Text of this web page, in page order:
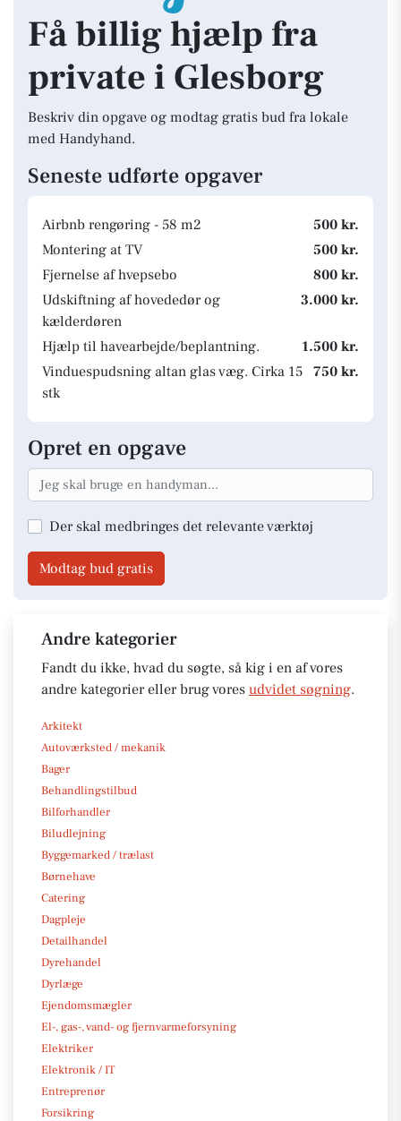
Få billig hjælp fra
private i Glesborg
Beskriv din opgave og modtag gratis bud fra lokale
med Handyhand.
Seneste udførte opgaver
Airbnb rengøring - 58 m2
500 kr.
Montering at TV
500 kr.
Fjernelse af hvepsebo
800 kr.
Udskiftning af hovededør og
kælderdøren
3.000 kr.
Hjælp til havearbejde/beplantning.
1.500 kr.
Vinduespudsning altan glas væg. Cirka 15
stk
750 kr.
Opret en opgave
Der skal medbringes det relevante værktøj
Modtag bud gratis
Andre kategorier
Fandt du ikke, hvad du søgte, så kig i en af vores
andre kategorier eller brug vores udvidet søgning.
Arkitekt
Autoværksted / mekanik
Bager
Behandlingstilbud
Bilforhandler
Biludlejning
Byggemarked / trælast
Børnehave
Catering
Dagpleje
Detailhandel
Dyrehandel
Dyrlæge
Ejendomsmægler
El-, gas-, vand- og fjernvarmeforsyning
Elektriker
Elektronik / IT
Entreprenør
Forsikring